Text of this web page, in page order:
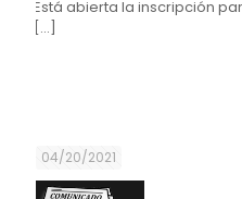
Está abierta la inscripción
[…]
04/20/2021